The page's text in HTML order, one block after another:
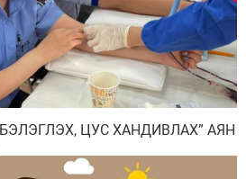
ЦУС ХАНДИВЛАХ” АЯН